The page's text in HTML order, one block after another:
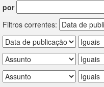
por
Filtros correntes: